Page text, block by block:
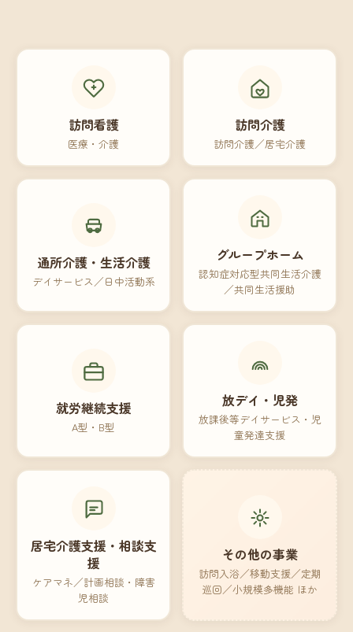
訪問看護
医療・介護
訪問介護
訪問介護／居宅介護
通所介護・生活介護
デイサービス／日中活動系
グループホーム
認知症対応型共同生活介護
／共同生活援助
就労継続支援
A型・B型
放デイ・児発
放課後等デイサービス・児
童発達支援
居宅介護支援・相談支
援
ケアマネ／計画相談・障害
児相談
その他の事業
訪問入浴／移動支援／定期
巡回／小規模多機能 ほか